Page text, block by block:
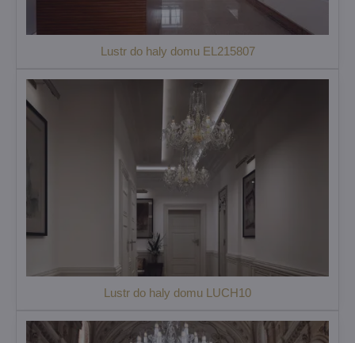
Lustr do haly domu EL215807
Lustr do haly domu LUCH10